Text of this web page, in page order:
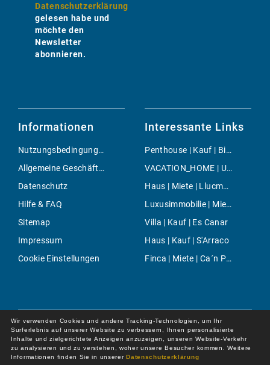
Datenschutzerklärung
gelesen habe und
möchte den
Newsletter
abonnieren.
Informationen
Nutzungsbedingungen
Allgemeine Geschäftsbedingungen
Datenschutz
Hilfe & FAQ
Sitemap
Impressum
Cookie Einstellungen
Interessante Links
Penthouse | Kauf | Binissalem
VACATION_HOME | Urlaub | Soller
Haus | Miete | Llucmajor
Luxusimmobilie | Miete | Palma
Villa | Kauf | Es Canar
Haus | Kauf | S'Arraco
Finca | Miete | Ca´n Picafort
Wir verwenden Cookies und andere Tracking-Technologien, um Ihr
Surferlebnis auf unserer Website zu verbessern, Ihnen personalisierte
Inhalte und zielgerichtete Anzeigen anzuzeigen, unseren Website-Verkehr
zu analysieren und zu verstehen, woher unsere Besucher kommen. Weitere
Informationen finden Sie in unsererDatenschutzerklärung